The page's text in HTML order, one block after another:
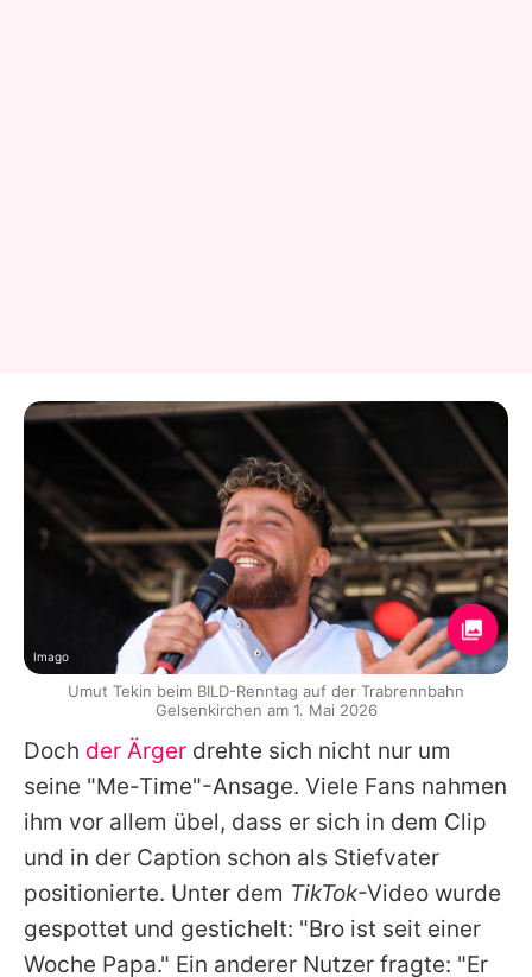
Doch der Ärger drehte sich nicht nur um
seine "Me-Time"-Ansage. Viele Fans nahmen
ihm vor allem übel, dass er sich in dem Clip
und in der Caption schon als Stiefvater
positionierte. Unter dem TikTok-Video wurde
gespottet und gestichelt: "Bro ist seit einer
Woche Papa." Ein anderer Nutzer fragte: "Er
Imago
Umut Tekin beim BILD-Renntag auf der Trabrennbahn
Gelsenkirchen am 1. Mai 2026